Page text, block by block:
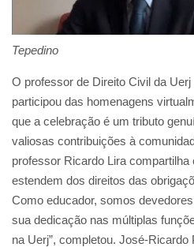
Tepedino
O professor de Direito Civil da
participou das homenagens
que a celebração é um tributo
valiosas contribuições à
professor Ricardo Lira
estendem dos direitos das
Como educador, somos
sua dedicação nas múltiplas
na Uerj”, completou. José-Ricardo